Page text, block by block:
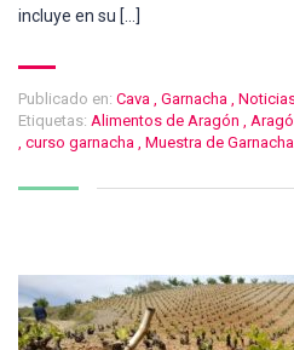
incluye en su […]
Publicado en: Cava , Garnacha ,
Etiquetas: Alimentos de Aragón ,
, curso garnacha , Muestra de